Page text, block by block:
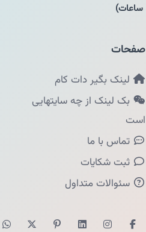
ساعات)
صفحات
لینک بگیر دات کام
بک لینک از چه سایتهایی
است
تماس با ما
ثبت شکایات
سئوالات متداول